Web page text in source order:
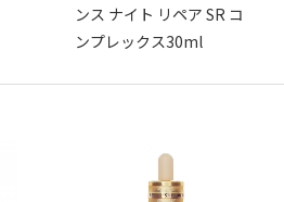
ンス ナイト リペア SR コ
ンプレックス30ml